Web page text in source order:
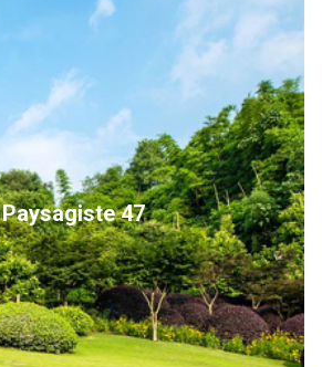
Paysagiste 47